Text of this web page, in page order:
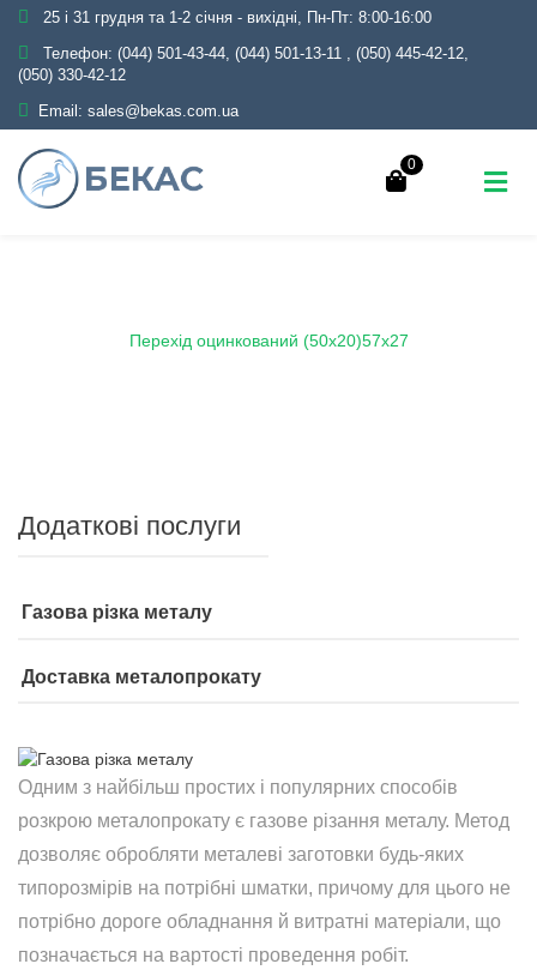
25 і 31 грудня та 1-2 січня - вихідні, Пн-Пт: 8:00-16:00
Телефон: (044) 501-43-44, (044) 501-13-11 , (050) 445-42-12,
(050) 330-42-12
Email: sales@bekas.com.ua
0
Перехід оцинкований (50х20)57х27
Додаткові послуги
Газова різка металу
Доставка металопрокату
Одним з найбільш простих і популярних способів
розкрою металопрокату є газове різання металу. Метод
дозволяє обробляти металеві заготовки будь-яких
типорозмірів на потрібні шматки, причому для цього не
потрібно дороге обладнання й витратні матеріали, що
позначається на вартості проведення робіт.